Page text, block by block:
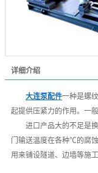
详细介绍
大连泵配件一种是螺
起提供压紧力的作用。一
进口产品大的不足是
门输送温度在各种℃的腐
用来铺设隧道、边墙等施